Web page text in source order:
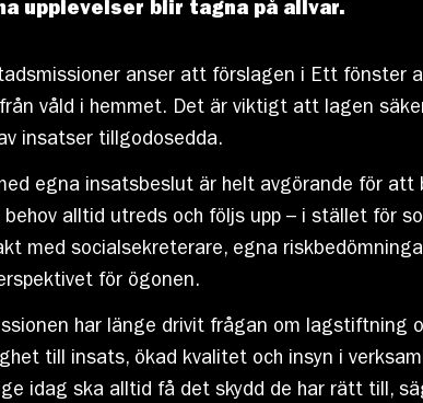
upplevelser blir tagna på allvar.
anser att förslagen i Ett fönster
våld i hemmet. Det är viktigt att lagen
insatser tillgodosedda.
egna insatsbeslut är helt avgörande för
behov alltid utreds och följs upp – i stället för
med socialsekreterare, egna
för ögonen.
har länge drivit frågan om lagstiftning
till insats, ökad kvalitet och insyn i
idag ska alltid få det skydd de har rätt till,